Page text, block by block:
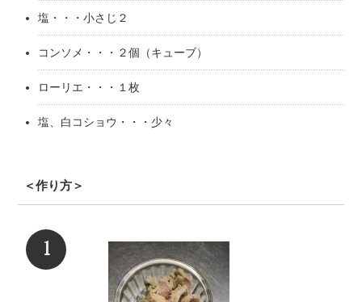
塩・・・小さじ２
コンソメ・・・２個（キューブ）
ローリエ・・・１枚
塩、白コショウ・・・少々
＜作り方＞